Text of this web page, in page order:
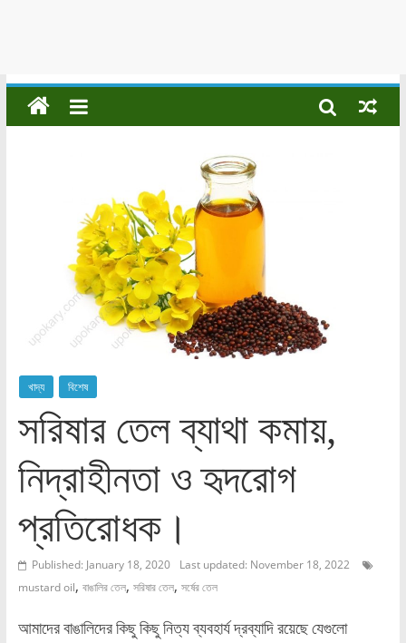
খাদ্য বিশেষ
সরিষার তেল ব্যাথা কমায়,
নিদ্রাহীনতা ও হৃদরোগ
প্রতিরোধক।
Published: January 18, 2020
Last updated: November 18, 2022
mustard oil, বাঙালির তেল, সরিষার তেল, সর্ষের তেল
আমাদের বাঙালিদের কিছু কিছু নিত্য ব্যবহার্য দ্রব্যাদি রয়েছে যেগুলো